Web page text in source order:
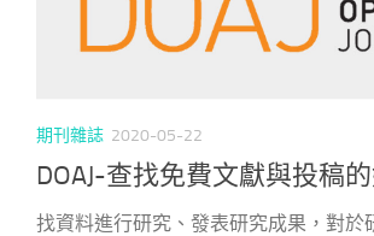
期刊雜誌 2020-05-22
DOAJ-查找免費文獻與投稿
找資料進行研究、發表研究成果，對於